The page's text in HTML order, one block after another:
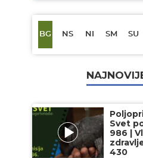
BG NS NI SM SU
Svet
986 |
430